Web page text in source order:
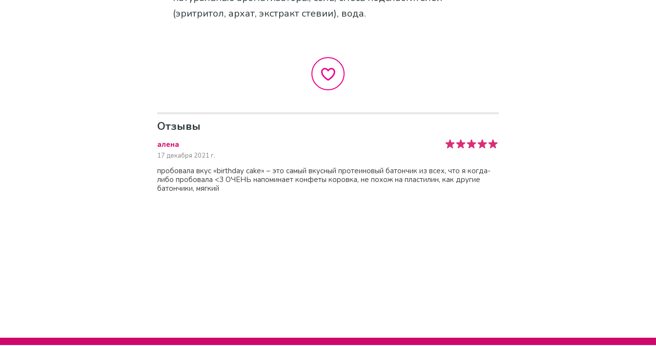
(эритритол, архат, экстракт стевии), вода.
Отзывы
алена
17 декабря 2021 г.
пробовала вкус «birthday cake» – это самый вкусный протеиновый батончик из всех, что я когда-
либо пробовала <3 ОЧЕНЬ напоминает конфеты коровка, не похож на пластилин, как другие
батончики, мягкий